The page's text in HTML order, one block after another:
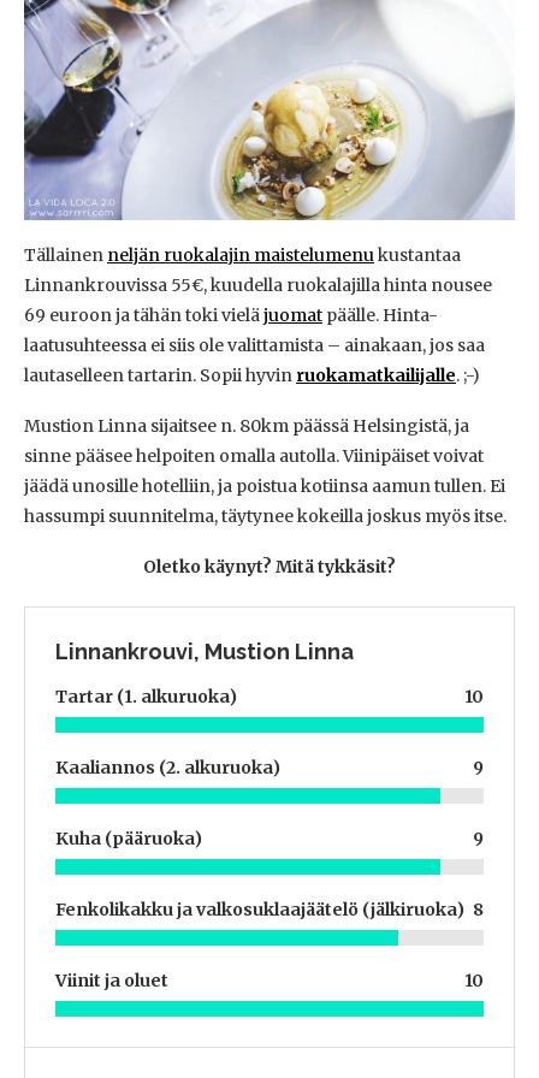
Tällainen neljän ruokalajin maistelumenukustantaa
Linnankrouvissa 55€, kuudella ruokalajilla hinta nousee
69 euroon ja tähän toki vieläjuomat päälle. Hinta-
laatusuhteessa ei siis ole valittamista – ainakaan, jos saa
lautaselleen tartarin. Sopii hyvin ruokamatkailijalle. ;-)
Mustion Linna sijaitsee n. 80km päässä Helsingistä, ja
sinne pääsee helpoiten omalla autolla. Viinipäiset voivat
jäädä unosille hotelliin, ja poistua kotiinsa aamun tullen. Ei
hassumpi suunnitelma, täytynee kokeilla joskus myös itse.
Oletko käynyt? Mitä tykkäsit?
Linnankrouvi, Mustion Linna
Tartar (1. alkuruoka) 10
Kaaliannos (2. alkuruoka) 9
Kuha (pääruoka) 9
Fenkolikakku ja valkosuklaajäätelö (jälkiruoka) 8
Viinit ja oluet 10